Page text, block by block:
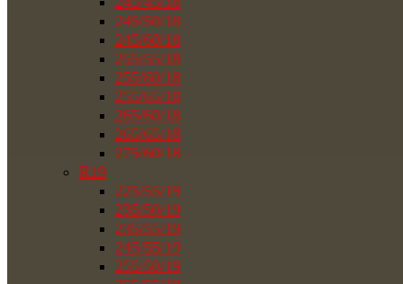
245/50/18
245/60/18
255/55/18
255/60/18
255/65/18
265/60/18
265/65/18
275/60/18
R19
225/55/19
235/50/19
235/55/19
245/55/19
255/50/19